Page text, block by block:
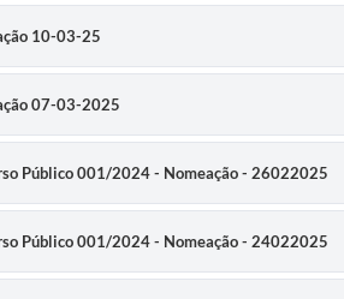
10-03-25
07-03-2025
Público 001/2024 - Nomeação - 26022025
Público 001/2024 - Nomeação - 24022025